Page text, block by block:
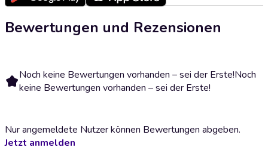
Bewertungen und Rezensionen
Noch keine Bewertungen vorhanden – sei der Erste!Noch
keine Bewertungen vorhanden – sei der Erste!
Nur angemeldete Nutzer können Bewertungen abgeben.
Jetzt anmelden